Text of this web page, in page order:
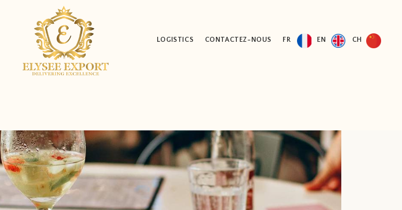
LOGISTICS CONTACTEZ-NOUS FR EN CH